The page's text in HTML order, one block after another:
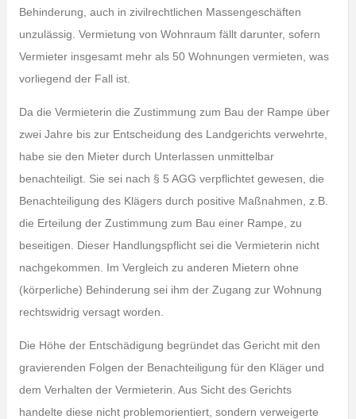
Behinderung, auch in zivilrechtlichen Massengeschäften
unzulässig. Vermietung von Wohnraum fällt darunter, sofern
Vermieter insgesamt mehr als 50 Wohnungen vermieten, was
vorliegend der Fall ist.
Da die Vermieterin die Zustimmung zum Bau der Rampe über
zwei Jahre bis zur Entscheidung des Landgerichts verwehrte,
habe sie den Mieter durch Unterlassen unmittelbar
benachteiligt. Sie sei nach § 5 AGG verpflichtet gewesen, die
Benachteiligung des Klägers durch positive Maßnahmen, z.B.
die Erteilung der Zustimmung zum Bau einer Rampe, zu
beseitigen. Dieser Handlungspflicht sei die Vermieterin nicht
nachgekommen. Im Vergleich zu anderen Mietern ohne
(körperliche) Behinderung sei ihm der Zugang zur Wohnung
rechtswidrig versagt worden.
Die Höhe der Entschädigung begründet das Gericht mit den
gravierenden Folgen der Benachteiligung für den Kläger und
dem Verhalten der Vermieterin. Aus Sicht des Gerichts
handelte diese nicht problemorientiert, sondern verweigerte